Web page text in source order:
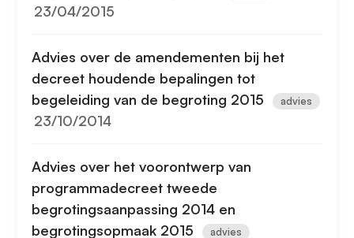
23/04/2015
Advies over de amendementen bij het
decreet houdende bepalingen tot
begeleiding van de begroting 2015
advies
23/10/2014
Advies over het voorontwerp van
programmadecreet tweede
begrotingsaanpassing 2014 en
begrotingsopmaak 2015
advies